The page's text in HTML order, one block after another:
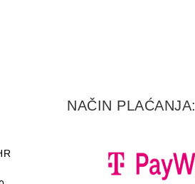
NAČIN PLAĆANJA: